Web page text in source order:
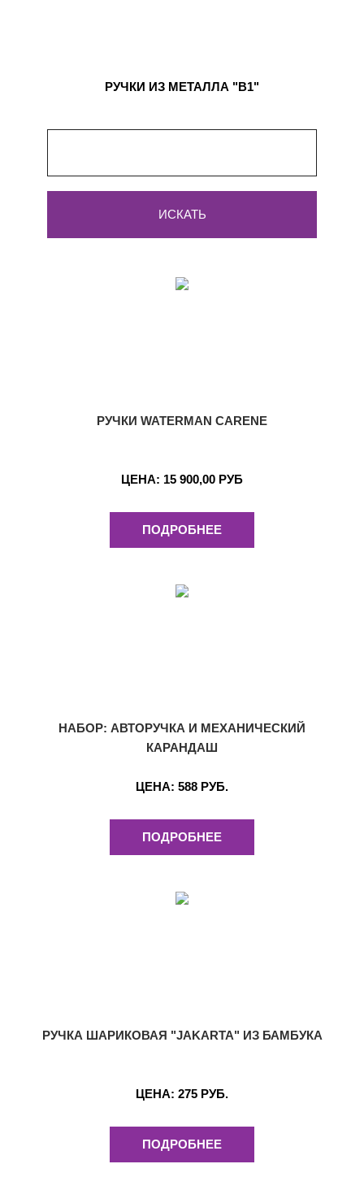
РУЧКИ ИЗ МЕТАЛЛА "B1"
ИСКАТЬ
РУЧКИ WATERMAN CARENE
ЦЕНА: 15 900,00 РУБ
ПОДРОБНЕЕ
НАБОР: АВТОРУЧКА И МЕХАНИЧЕСКИЙ
КАРАНДАШ
ЦЕНА: 588 РУБ.
ПОДРОБНЕЕ
РУЧКА ШАРИКОВАЯ "JAKARTA" ИЗ БАМБУКА
ЦЕНА: 275 РУБ.
ПОДРОБНЕЕ